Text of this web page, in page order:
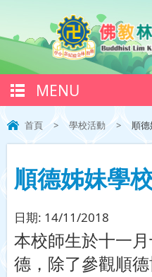
MENU
首頁 > 學校活動 > 順
順德姊妹學
日期: 14/11/2018
本校師生於十一
德，除了參觀順